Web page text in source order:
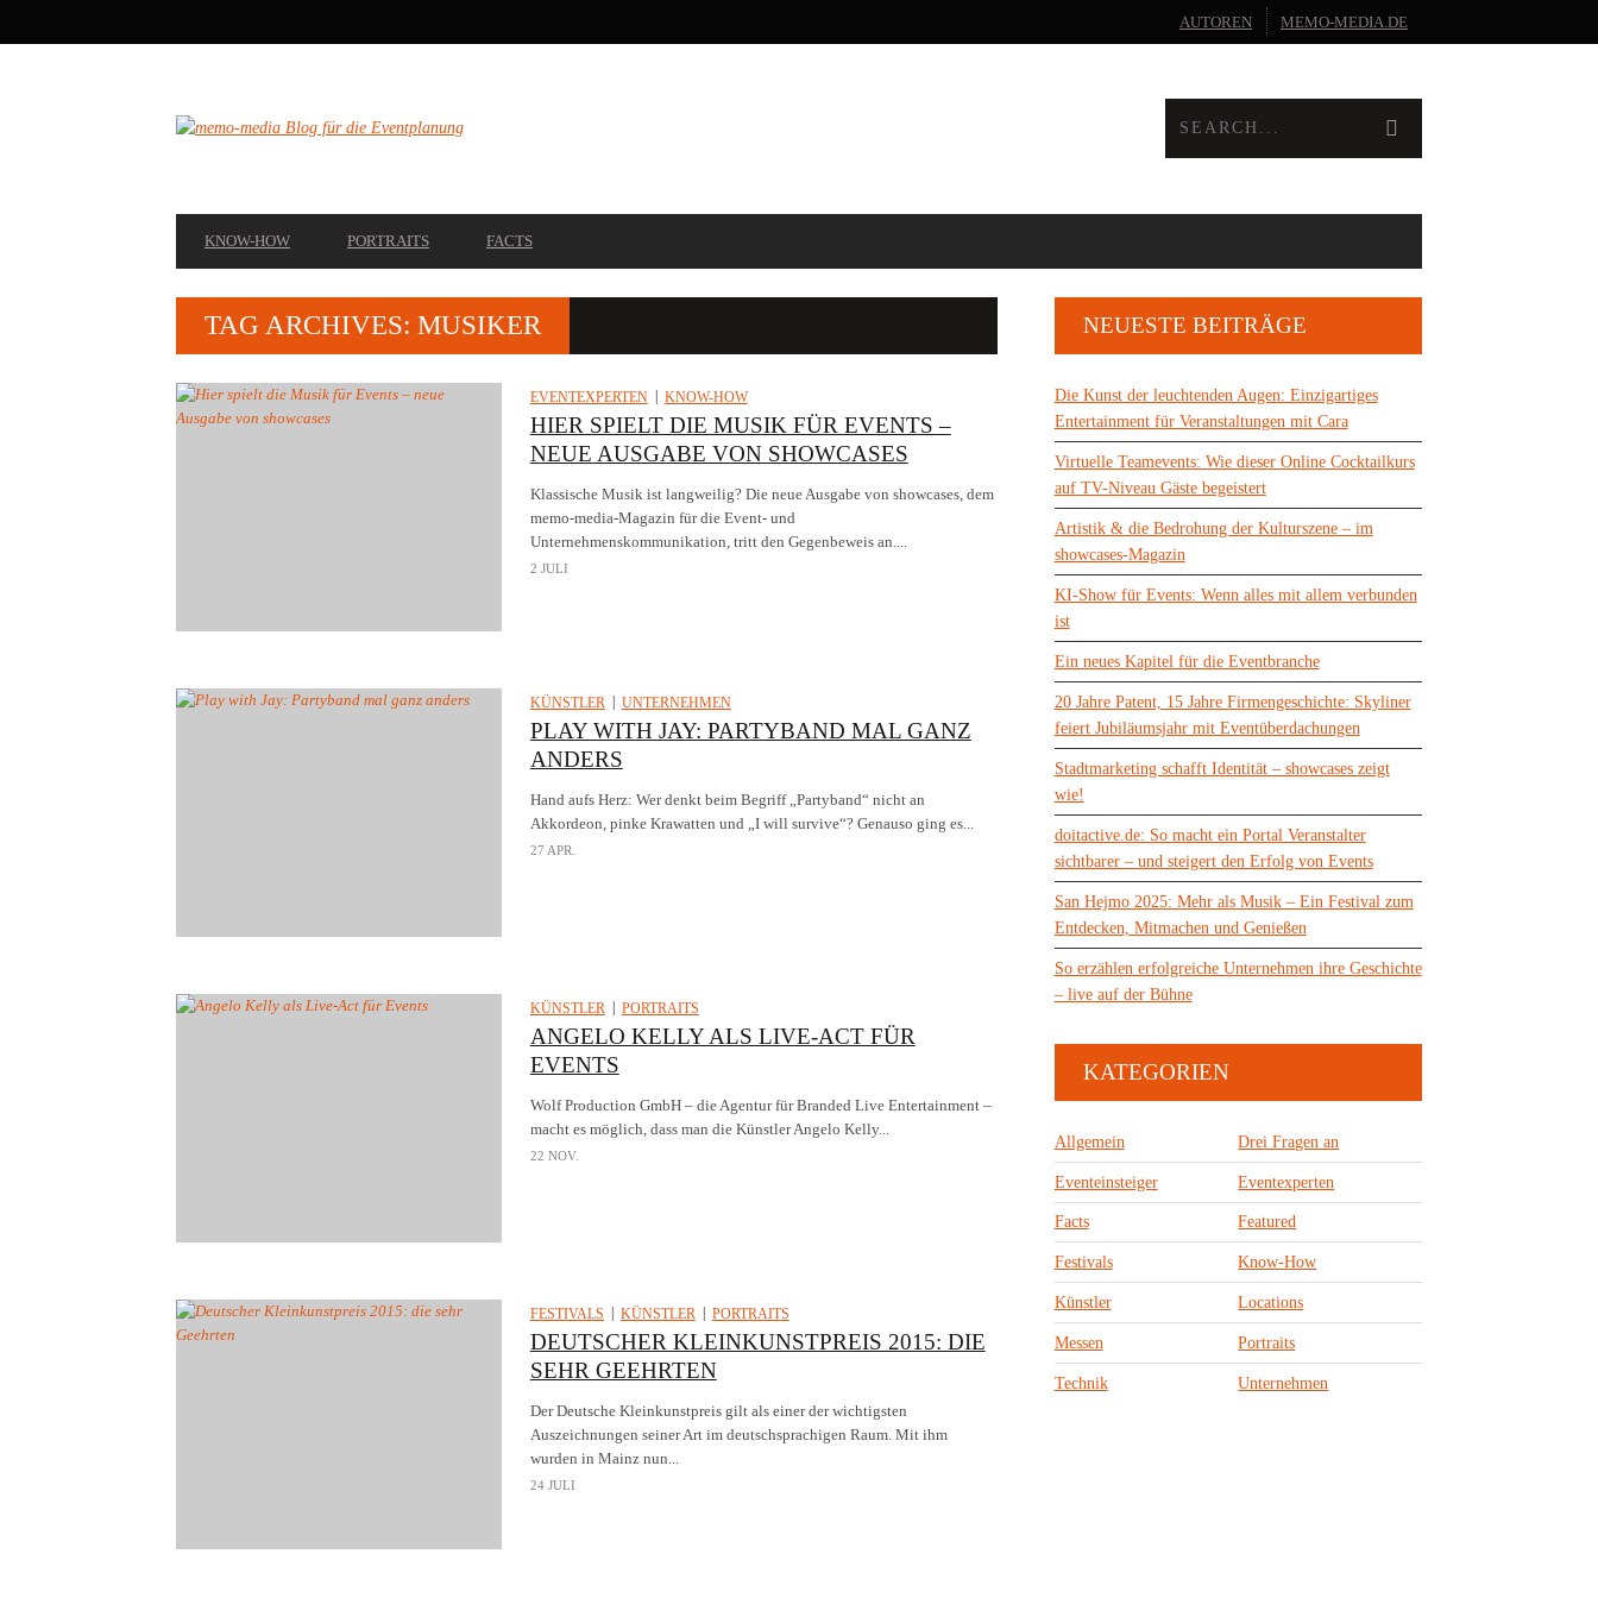
NAVIGATION
AUTOREN MEMO-MEDIA.DE
NAVIGATION
KNOW-HOW PORTRAITS FACTS
TAG ARCHIVES: MUSIKER
EVENTEXPERTEN KNOW-HOW
HIER SPIELT DIE MUSIK FÜR EVENTS –
NEUE AUSGABE VON SHOWCASES
Klassische Musik ist langweilig? Die neue Ausgabe von showcases, dem
memo-media-Magazin für die Event- und
Unternehmenskommunikation, tritt den Gegenbeweis an....
2 JULI
KÜNSTLER UNTERNEHMEN
PLAY WITH JAY: PARTYBAND MAL GANZ
ANDERS
Hand aufs Herz: Wer denkt beim Begriff „Partyband“ nicht an
Akkordeon, pinke Krawatten und „I will survive“? Genauso ging es...
27 APR.
KÜNSTLER PORTRAITS
ANGELO KELLY ALS LIVE-ACT FÜR
EVENTS
Wolf Production GmbH – die Agentur für Branded Live Entertainment –
macht es möglich, dass man die Künstler Angelo Kelly...
22 NOV.
FESTIVALS KÜNSTLER PORTRAITS
DEUTSCHER KLEINKUNSTPREIS 2015: DIE
SEHR GEEHRTEN
Der Deutsche Kleinkunstpreis gilt als einer der wichtigsten
Auszeichnungen seiner Art im deutschsprachigen Raum. Mit ihm
wurden in Mainz nun...
24 JULI
NEUESTE BEITRÄGE
Die Kunst der leuchtenden Augen: Einzigartiges
Entertainment für Veranstaltungen mit Cara
Virtuelle Teamevents: Wie dieser Online Cocktailkurs
auf TV-Niveau Gäste begeistert
Artistik & die Bedrohung der Kulturszene – im
showcases-Magazin
KI-Show für Events: Wenn alles mit allem verbunden
ist
Ein neues Kapitel für die Eventbranche
20 Jahre Patent, 15 Jahre Firmengeschichte: Skyliner
feiert Jubiläumsjahr mit Eventüberdachungen
Stadtmarketing schafft Identität – showcases zeigt
wie!
doitactive.de: So macht ein Portal Veranstalter
sichtbarer – und steigert den Erfolg von Events
San Hejmo 2025: Mehr als Musik – Ein Festival zum
Entdecken, Mitmachen und Genießen
So erzählen erfolgreiche Unternehmen ihre Geschichte
– live auf der Bühne
KATEGORIEN
Allgemein Drei Fragen an
Eventeinsteiger Eventexperten
Facts Featured
Festivals Know-How
Künstler Locations
Messen Portraits
Technik Unternehmen